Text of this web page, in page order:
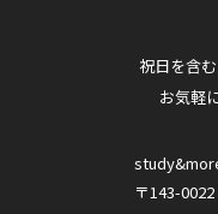
祝日を含
お気軽
〒143-